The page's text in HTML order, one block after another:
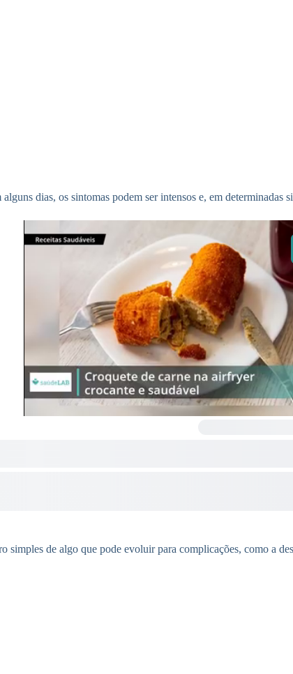
dias, os sintomas podem ser intensos e, em determinadas
simples de algo que pode evoluir para complicações, como a